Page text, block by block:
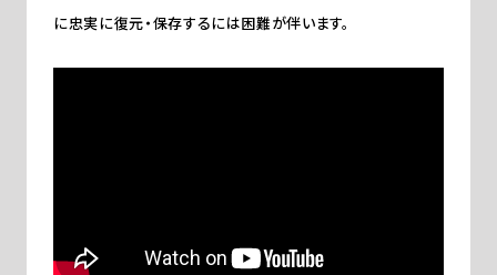
に忠実に復元・保存するには困難が伴います。